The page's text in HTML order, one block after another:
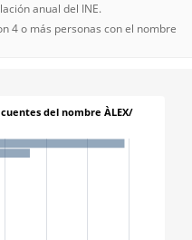
anual del INE.
4 o más personas con el nombre